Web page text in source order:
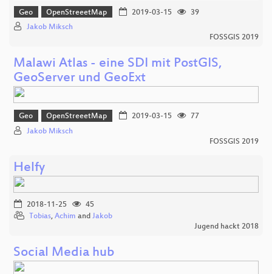
Geo OpenStreeetMap 2019-03-15
39
Jakob Miksch
FOSSGIS 2019
Malawi Atlas - eine SDI mit PostGIS,
GeoServer und GeoExt
Geo OpenStreeetMap 2019-03-15
77
Jakob Miksch
FOSSGIS 2019
Helfy
2018-11-25
45
Tobias, Achim and Jakob
Jugend hackt 2018
Social Media hub